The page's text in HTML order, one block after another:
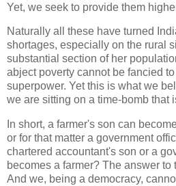
Yet, we seek to provide them
Naturally all these have turned
shortages, especially on the rural
substantial section of her
abject poverty cannot be fancied
superpower. Yet this is what we
we are sitting on a time-bomb that
In short, a farmer's son can
or for that matter a government
chartered accountant's son or a
becomes a farmer? The answer
And we, being a democracy,